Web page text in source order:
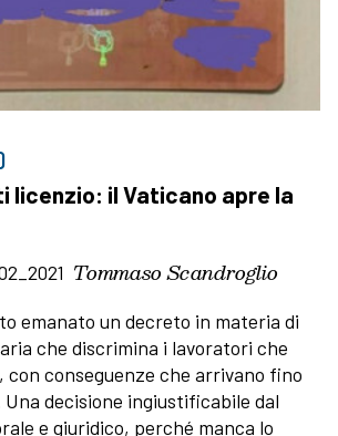
licenzio: il Vaticano apre la
Tommaso Scandroglio
emanato un decreto in materia di
che discrimina i lavoratori che
con conseguenze che arrivano fino
decisione ingiustificabile dal
e giuridico, perché manca lo